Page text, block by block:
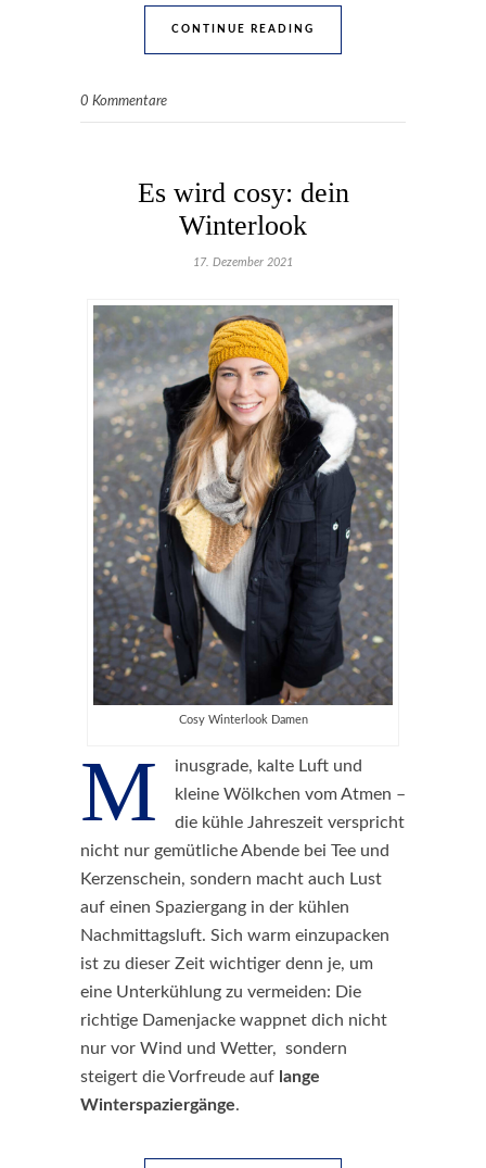
CONTINUE READING
0 Kommentare
Es wird cosy: dein
Winterlook
17. Dezember 2021
Cosy Winterlook Damen
M
inusgrade, kalte Luft und
kleine Wölkchen vom Atmen –
die kühle Jahreszeit verspricht
nicht nur gemütliche Abende bei Tee und
Kerzenschein, sondern macht auch Lust
auf einen Spaziergang in der kühlen
Nachmittagsluft. Sich warm einzupacken
ist zu dieser Zeit wichtiger denn je, um
eine Unterkühlung zu vermeiden: Die
richtige Damenjacke wappnet dich nicht
nur vor Wind und Wetter, sondern
steigert die Vorfreude auf lange
Winterspaziergänge.